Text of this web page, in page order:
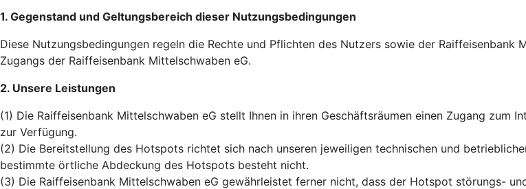
1. Gegenstand und Geltungsbereich dieser Nutzungsbedingungen
Diese Nutzungsbedingungen regeln die Rechte und Pflichten des Nutzers sowie der
Zugangs der Raiffeisenbank Mittelschwaben eG.
2. Unsere Leistungen
(1) Die Raiffeisenbank Mittelschwaben eG stellt Ihnen in ihren Geschäftsräumen einen Zugang zum
zur Verfügung.
(2) Die Bereitstellung des Hotspots richtet sich nach unseren jeweiligen technischen und
bestimmte örtliche Abdeckung des Hotspots besteht nicht.
(3) Die Raiffeisenbank Mittelschwaben eG gewährleistet ferner nicht, dass der Hotspot störungs-